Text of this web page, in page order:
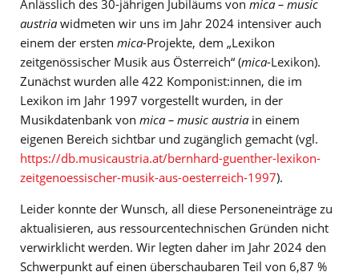
Anlässlich des 30-jährigen Jubiläums von mica – music
austria widmeten wir uns im Jahr 2024 intensiver auch
einem der ersten mica-Projekte, dem „Lexikon
zeitgenössischer Musik aus Österreich“ (mica-Lexikon).
Zunächst wurden alle 422 Komponist:innen, die im
Lexikon im Jahr 1997 vorgestellt wurden, in der
Musikdatenbank von mica – music austria in einem
eigenen Bereich sichtbar und zugänglich gemacht (vgl.
https://db.musicaustria.at/bernhard-guenther-lexikon-
zeitgenoessischer-musik-aus-oesterreich-1997).
Leider konnte der Wunsch, all diese Personeneinträge zu
aktualisieren, aus ressourcentechnischen Gründen nicht
verwirklicht werden. Wir legten daher im Jahr 2024 den
Schwerpunkt auf einen überschaubaren Teil von 6,87 %